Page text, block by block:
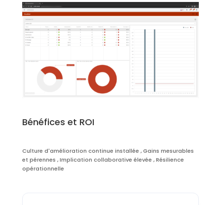
Bénéfices et ROI
Culture d'amélioration continue installée , Gains mesurables
et pérennes , Implication collaborative élevée , Résilience
opérationnelle